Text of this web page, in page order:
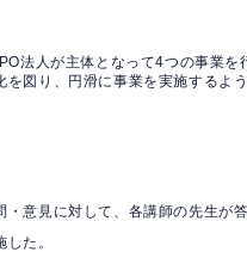
法人が主体となって4つの事業を
を図り、円滑に事業を実施するよ
意見に対して、各講師の先生が
した。